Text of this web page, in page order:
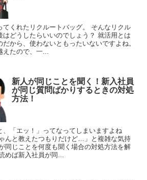
てくれたリクルートバッグ。 そんなリクル
はどうしたらいいのでしょう？ 就活用とは
から、使わないともったいないですよね。
たので、一...
新人が同じことを聞く！新入社員
が同じ質問ばかりするときの対処
方法！
、「エッ！」ってなってしまいますよね
んと教えたつもりだけど…」と複雑な気持
同じことを何度も聞く場合の対処方法を解
めば新入社員が同...